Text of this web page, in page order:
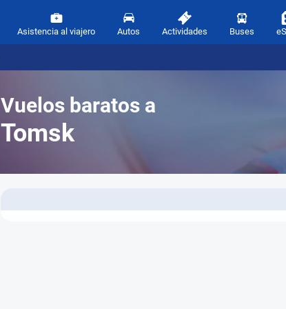
Asistencia al viajero Autos Actividades Buses
Vuelos baratos a
Tomsk